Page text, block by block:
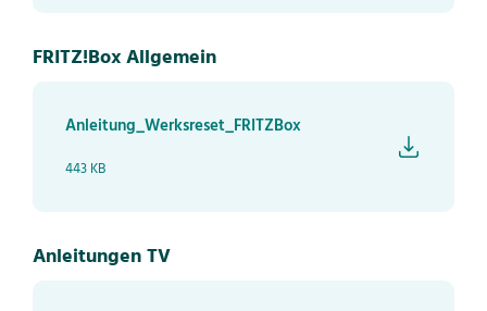
FRITZ!Box Allgemein
Anleitung_Werksreset_FRITZBox
443 KB
Anleitungen TV